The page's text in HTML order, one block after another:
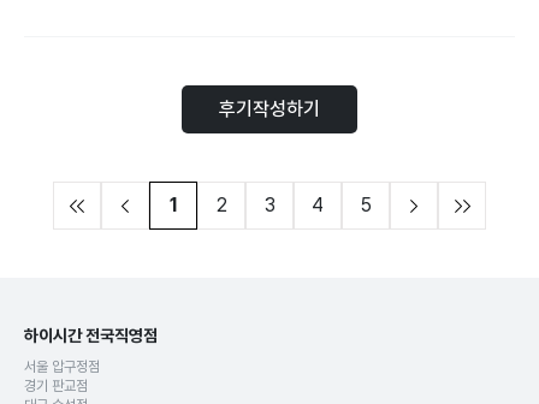
※ 잘못된 개인정보 제공으로 인한 오발송에 대해서는 책임지지 않습니다.
※ 제공된 개인정보는 상품발송 목적 외에는 사용되지 않으며 발송 후 즉시 파기됩니다.
※ 당첨상품은 동일가격의 다른 제품으로 변경될 수 있는 점 양해부탁드립니다.
후기작성하기
1 2 3 4 5
하이시간 전국직영점
서울 압구정점
경기 판교점